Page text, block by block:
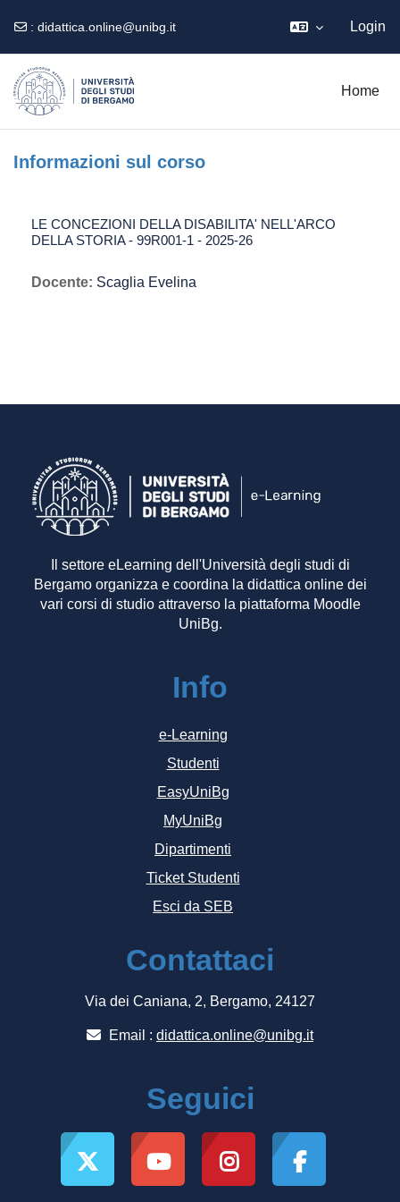
: didattica.online@unibg.it Login
Home
Informazioni sul corso
LE CONCEZIONI DELLA DISABILITA' NELL'ARCO
DELLA STORIA - 99R001-1 - 2025-26
Docente: Scaglia Evelina
Il settore eLearning dell'Università degli studi di
Bergamo organizza e coordina la didattica online dei
vari corsi di studio attraverso la piattaforma Moodle
UniBg.
Info
e-Learning
Studenti
EasyUniBg
MyUniBg
Dipartimenti
Ticket Studenti
Esci da SEB
Contattaci
Via dei Caniana, 2, Bergamo, 24127
Email : didattica.online@unibg.it
Seguici